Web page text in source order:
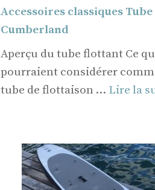
Accessoires classiques
Cumberland
Aperçu du tube flottant Ce
pourraient considérer
tube de flottaison … Lire la